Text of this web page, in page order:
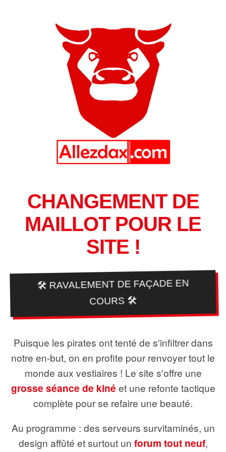
CHANGEMENT DE
MAILLOT POUR LE
SITE !
🛠️ RAVALEMENT DE FAÇADE EN
COURS 🛠️
Puisque les pirates ont tenté de s'infiltrer dans
notre en-but, on en profite pour renvoyer tout le
monde aux vestiaires ! Le site s'offre une
grosse séance de kiné et une refonte tactique
complète pour se refaire une beauté.
Au programme : des serveurs survitaminés, un
design affûté et surtout un forum tout neuf,